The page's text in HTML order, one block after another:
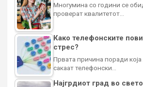
Многумина со години се
проверат квалитетот…
Како телефонските
стрес?
Првата причина поради која
сакаат телефонски…
Најгрдиот град во